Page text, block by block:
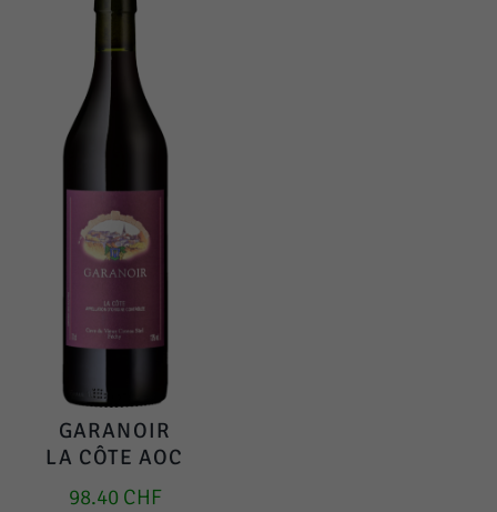
GARANOIR
LA CÔTE AOC
98.40 CHF